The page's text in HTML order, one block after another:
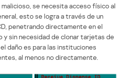
se necesita acceso físico al
esto se logra a través de un
penetrando directamente en el
sin necesidad de clonar tarjetas de
daño es para las instituciones
al menos no directamente.